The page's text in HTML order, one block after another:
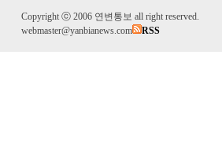
Copyright ⓒ 2006 연변통보 all right reserved.
webmaster@yanbianews.com
RSS